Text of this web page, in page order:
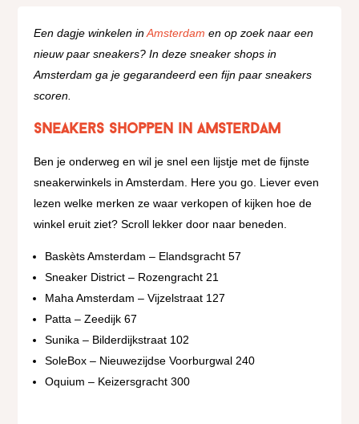
Een dagje winkelen inAmsterdam en op zoek naar een
nieuw paar sneakers? In deze sneaker shops in
Amsterdam ga je gegarandeerd een fijn paar sneakers
scoren.
Sneakers shoppen in Amsterdam
Ben je onderweg en wil je snel een lijstje met de fijnste
sneakerwinkels in Amsterdam. Here you go. Liever even
lezen welke merken ze waar verkopen of kijken hoe de
winkel eruit ziet? Scroll lekker door naar beneden.
Baskèts Amsterdam – Elandsgracht 57
Sneaker District – Rozengracht 21
Maha Amsterdam – Vijzelstraat 127
Patta – Zeedijk 67
Sunika – Bilderdijkstraat 102
SoleBox – Nieuwezijdse Voorburgwal 240
Oquium – Keizersgracht 300